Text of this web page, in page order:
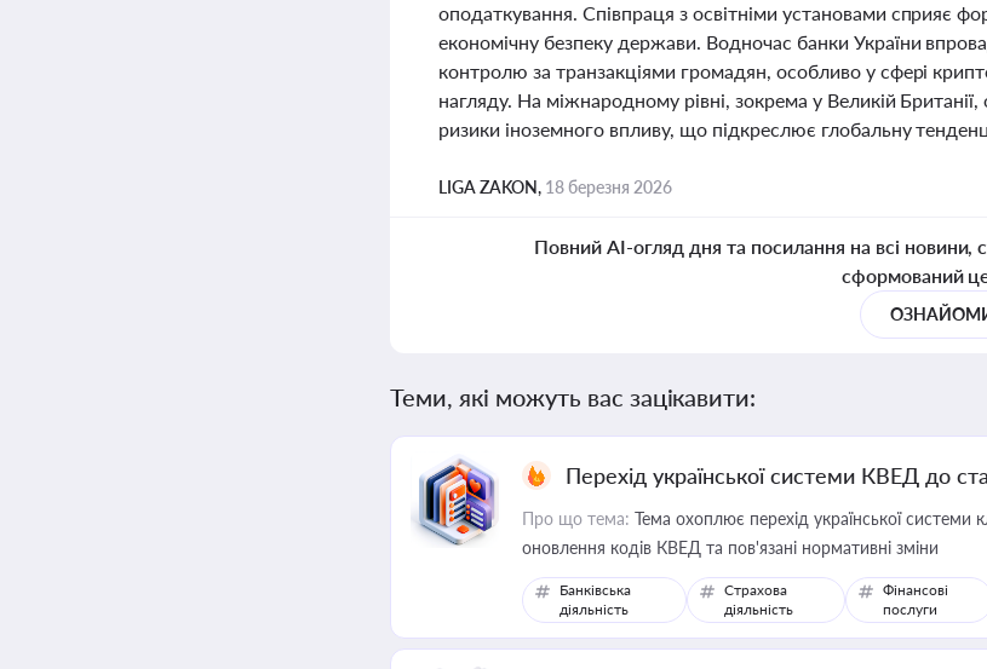
оподаткування. Співпраця з освітніми установами сприяє
економічну безпеку держави. Водночас банки України
контролю за транзакціями громадян, особливо у сфері
нагляду. На міжнародному рівні, зокрема у Великій
ризики іноземного впливу, що підкреслює глобальну
LIGA ZAKON, 18 березня 2026
Повний AI-огляд дня та посилання на всі новини,
сформований
Теми, які можуть вас зацікавити:
Перехід української системи КВЕД до
Про що тема: Тема охоплює перехід української системи
оновлення кодів КВЕД та пов'язані нормативні зміни
Банківська
діяльність
Страхова
діяльність
Фінансові
послуги